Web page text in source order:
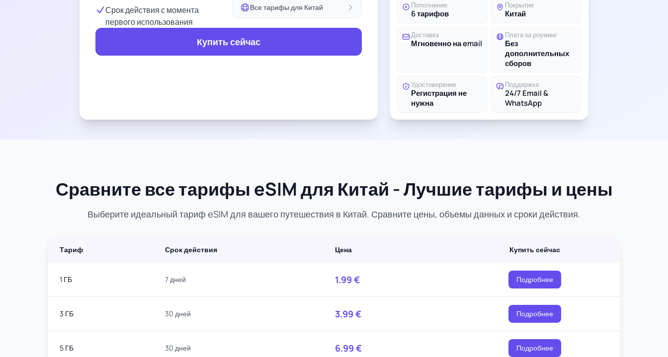
Срок действия с момента
первого использования
Все тарифы для Китай
Купить сейчас
Пополнение
6 тарифов
Покрытие
Китай
Доставка
Мгновенно на email
Плата за роуминг
Без
дополнительных
сборов
Удостоверение
Регистрация не
нужна
Поддержка
24/7 Email &
WhatsApp
Сравните все тарифы eSIM для Китай - Лучшие тарифы и цены
Выберите идеальный тариф eSIM для вашего путешествия в Китай. Сравните цены, объемы данных и сроки действия.
Тариф Срок действия Цена Купить сейчас
1 ГБ 7 дней 1.99 € Подробнее
3 ГБ 30 дней 3.99 € Подробнее
5 ГБ 30 дней 6.99 € Подробнее